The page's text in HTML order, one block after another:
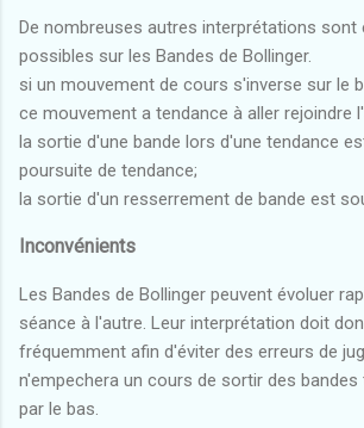
De nombreuses autres interprétations sont
possibles sur les Bandes de Bollinger.
si un mouvement de cours s'inverse sur le
ce mouvement a tendance à aller rejoindre
la sortie d'une bande lors d'une tendance
poursuite de tendance;
la sortie d'un resserrement de bande est
Inconvénients
Les Bandes de Bollinger peuvent évoluer
séance à l'autre. Leur interprétation doit
fréquemment afin d'éviter des erreurs de
n'empechera un cours de sortir des bandes
par le bas.